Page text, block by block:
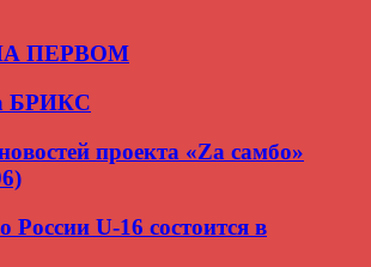
ПЕРВОМ
БРИКС
проекта «Zа самбо»
России U-16 состоится в